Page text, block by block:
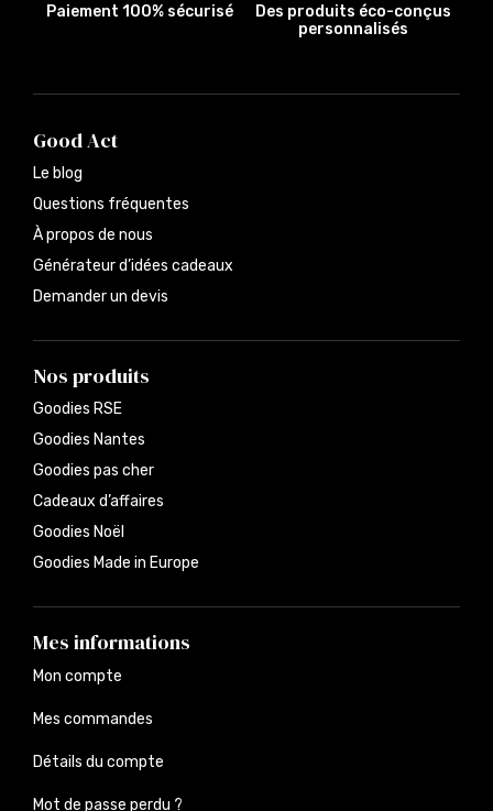
Paiement 100% sécurisé
Des produits éco-conçus
personnalisés
Good Act
Le blog
Questions fréquentes
À propos de nous
Générateur d’idées cadeaux
Demander un devis
Nos produits
Goodies RSE
Goodies Nantes
Goodies pas cher
Cadeaux d’affaires
Goodies Noël
Goodies Made in Europe
Mes informations
Mon compte
Mes commandes
Détails du compte
Mot de passe perdu ?